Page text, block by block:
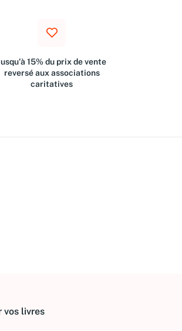
15% du prix de vente
reversé aux associations
caritatives
vos livres